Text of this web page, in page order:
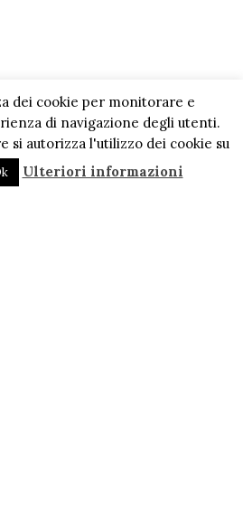
dei cookie per monitorare e
di navigazione degli utenti.
si autorizza l'utilizzo dei cookie su
Ulteriori informazioni